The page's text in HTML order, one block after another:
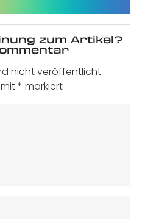
zum Artikel?
nicht veröffentlicht.
* markiert